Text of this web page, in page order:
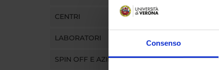
Consenso
CENTRI
LABORATORI
SPIN OFF E AZIENDE